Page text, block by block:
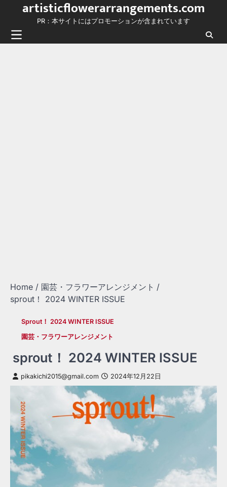
content
artisticflowerarrangements.com
PR：本サイトにはプロモーションが含まれています
Home
園芸・フラワーアレンジメント
sprout！ 2024 WINTER ISSUE
Sprout！ 2024 WINTER ISSUE
園芸・フラワーアレンジメント
sprout！ 2024 WINTER ISSUE
pikakichi2015@gmail.com 2024年12月22日